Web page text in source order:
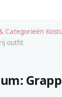
Categorieën
outfit